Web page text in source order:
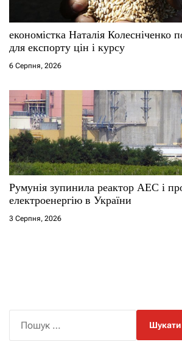
економістка Наталія Колесніченко
для експорту цін і курсу
6 Серпня, 2026
Румунія зупинила реактор АЕС і
електроенергію в України
3 Серпня, 2026